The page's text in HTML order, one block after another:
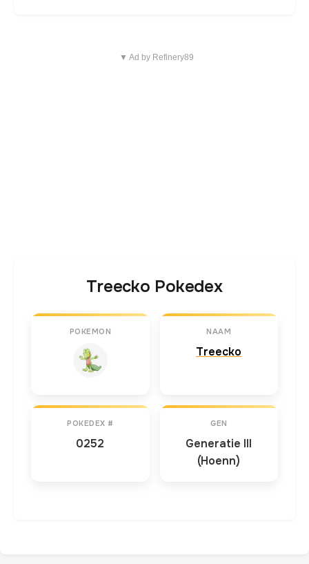
▼ Ad by Refinery89
Treecko Pokedex
POKEMON NAAM
Treecko
POKEDEX #
0252
GEN
Generatie III
(Hoenn)